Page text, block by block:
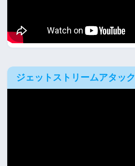
ジェットストリームアタック